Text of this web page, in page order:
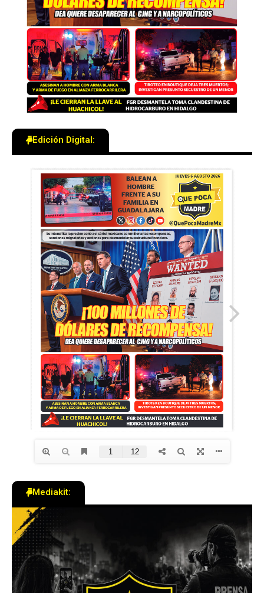
Edición Digital:
Mediakit: